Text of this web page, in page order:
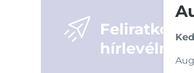
Feliratkozás
hírlevélre